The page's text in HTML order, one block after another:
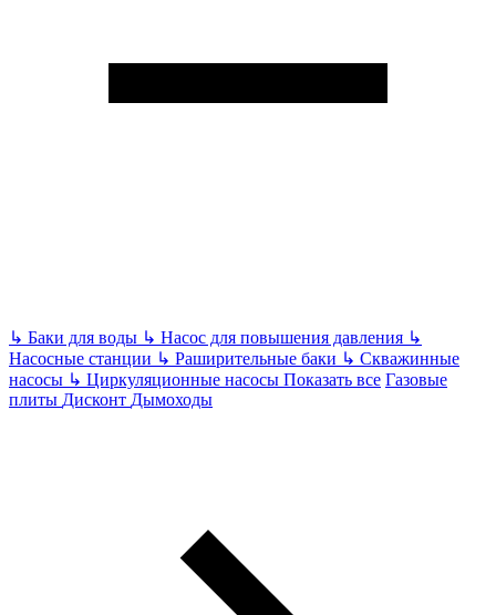
↳ Баки для воды ↳ Насос для повышения давления ↳
Насосные станции ↳ Раширительные баки ↳ Скважинные
насосы ↳ Циркуляционные насосы Показать все Газовые
плиты Дисконт Дымоходы